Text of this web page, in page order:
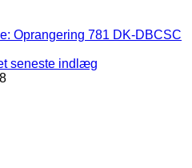
Oprangering 781 DK-DBCSC
seneste indlæg